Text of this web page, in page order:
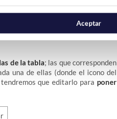
de pantalla:
de la tabla; las que corresponden
una de ellas (donde el icono del
tendremos que editarlo para poner
Aceptar